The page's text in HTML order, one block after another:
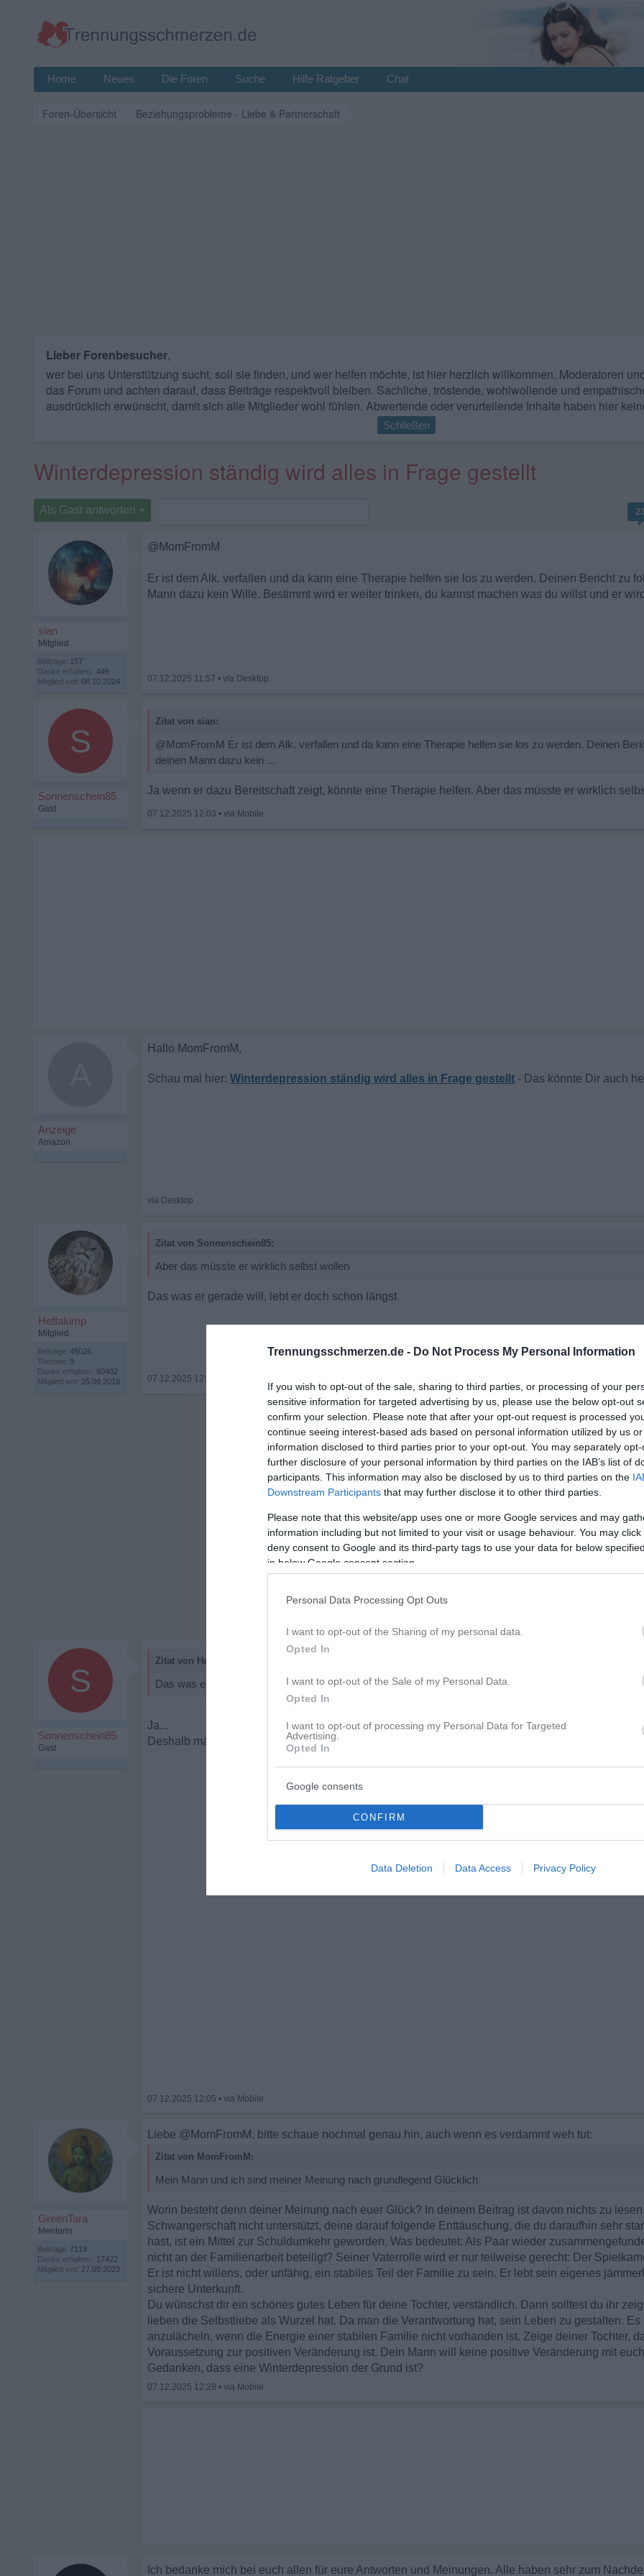
Trennungsschmerzen.de - Do Not Process My Personal Information
If you wish to opt-out of the sale, sharing to third parties, or processing of your
sensitive information for targeted advertising by us, please use the below opt-out
confirm your selection. Please note that after your opt-out request is processed
continue seeing interest-based ads based on personal information utilized by us
information disclosed to third parties prior to your opt-out. You may separately
further disclosure of your personal information by third parties on the IAB’s list of
participants. This information may also be disclosed by us to third parties on the
Downstream Participants that may further disclose it to other third parties.
Please note that this website/app uses one or more Google services and may
information including but not limited to your visit or usage behaviour. You may
deny consent to Google and its third-party tags to use your data for below
in below Google consent section.
Personal Data Processing Opt Outs
I want to opt-out of the Sharing of my personal data.
Opted In
I want to opt-out of the Sale of my Personal Data.
Opted In
I want to opt-out of processing my Personal Data for Targeted
Advertising.
Opted In
Google consents
CONFIRM
Data Deletion Data Access Privacy Policy
Home Neues Die Foren Suche Hilfe Ratgeber Chat
Foren-Übersicht Beziehungsprobleme - Liebe & Partnerschaft
Lieber Forenbesucher,
wer bei uns Unterstützung sucht, soll sie finden, und wer helfen möchte, ist hier herzlich willkommen. Moderatoren
das Forum und achten darauf, dass Beiträge respektvoll bleiben. Sachliche, tröstende, wohlwollende und
ausdrücklich erwünscht, damit sich alle Mitglieder wohl fühlen. Abwertende oder verurteilende Inhalte haben hier
Schließen
Winterdepression ständig wird alles in Frage gestellt
Als Gast antworten +
sian
Mitglied
Beiträge: 157
Danke erhalten: 446
Mitglied seit: 08.10.2024
@MomFromM
Er ist dem Alk. verfallen und da kann eine Therapie helfen sie los zu werden. Deinen Bericht zu
Mann dazu kein Wille. Bestimmt wird er weiter trinken, du kannst machen was du willst und er
07.12.2025 11:57 •
S
Sonnenschein85
Gast
Zitat von sian:
@MomFromM Er ist dem Alk. verfallen und da kann eine Therapie helfen sie los zu werden. Deinen
deinen Mann dazu kein ...
Ja wenn er dazu Bereitschaft zeigt, könnte eine Therapie helfen. Aber das müsste er wirklich
07.12.2025 12:03 •
Winterdepression ständig wird alles in Frage gestellt
Heffalump
Mitglied
Beiträge: 45026
Themen: 9
Danke erhalten: 80402
Mitglied seit: 25.09.2019
Zitat von Sonnenschein85:
Aber das müsste er wirklich selbst wollen
Das was er gerade will, lebt er doch schon längst
07.12.2025 12:04
S
Sonnenschein85
Gast
Zitat von Heffalump:
Das was er gerade will, lebt er doch schon längst
Ja...
Deshalb macht es wohl wenig Sinn
07.12.2025 12:05 •
GreenTara
Mentorin
Beiträge: 7119
Danke erhalten: 17422
Mitglied seit: 27.09.2023
Liebe @MomFromM, bitte schaue nochmal genau hin, auch wenn es verdammt weh tut:
Zitat von MomFromM:
Mein Mann und ich sind meiner Meinung nach grundlegend Glücklich
Worin besteht denn deiner Meinung nach euer Glück? In deinem Beitrag ist davon nichts zu
Schwangerschaft nicht unterstützt, deine darauf folgende Enttäuschung, die du daraufhin sehr
hast, ist ein Mittel zur Schuldumkehr geworden. Was bedeutet: Als Paar wieder
nicht an der Familienarbeit beteiligt? Seiner Vaterrolle wird er nur teilweise gerecht: Der
Er ist nicht willens, oder unfähig, ein stabiles Teil der Familie zu sein. Er lebt sein eigenes
sichere Unterkunft.
Du wünschst dir ein schönes gutes Leben für deine Tochter, verständlich. Dann solltest du ihr
lieben die Selbstliebe als Wurzel hat. Da man die Verantwortung hat, sein Leben zu gestalten.
anzulächeln, wenn die Energie einer stabilen Familie nicht vorhanden ist. Zeige deiner Tochter,
Voraussetzung zur positiven Veränderung ist. Dein Mann will keine positive Veränderung mit
Gedanken, dass eine Winterdepression der Grund ist?
07.12.2025 12:28 •
Ich bedanke mich bei euch allen für eure Antworten und Meinungen. Alle haben sehr zum